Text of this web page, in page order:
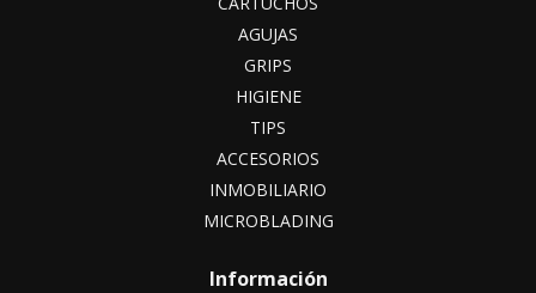
AGUJAS
GRIPS
HIGIENE
TIPS
ACCESORIOS
INMOBILIARIO
MICROBLADING
Información